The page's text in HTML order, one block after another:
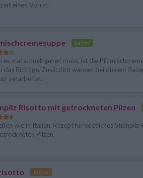
einen Vorrat.
Leicht
es mal schnell gehen muss, ist die
das Richtige. Zusätzlich werden bei diesem
verarbeitet.
Risotto mit getrockneten Pilzen
wie in Italien: Rezept für köstliches
Pilzen.
Mittel